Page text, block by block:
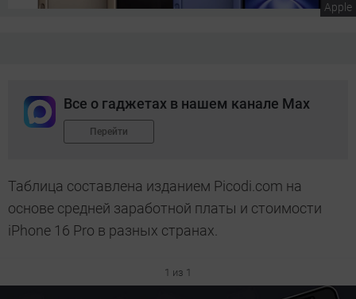
Apple
Все о гаджетах в нашем канале Max
Перейти
Таблица составлена изданием Picodi.com на
основе средней заработной платы и стоимости
iPhone 16 Pro в разных странах.
1 из 1